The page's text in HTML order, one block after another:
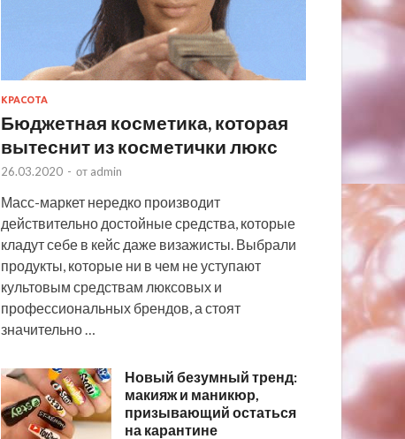
КРАСОТА
Бюджетная косметика, которая
вытеснит из косметички люкс
26.03.2020 - от admin
Масс-маркет нередко производит
действительно достойные средства, которые
кладут себе в кейс даже визажисты. Выбрали
продукты, которые ни в чем не уступают
культовым средствам люксовых и
профессиональных брендов, а стоят
значительно …
Новый безумный тренд:
макияж и маникюр,
призывающий остаться
на карантине